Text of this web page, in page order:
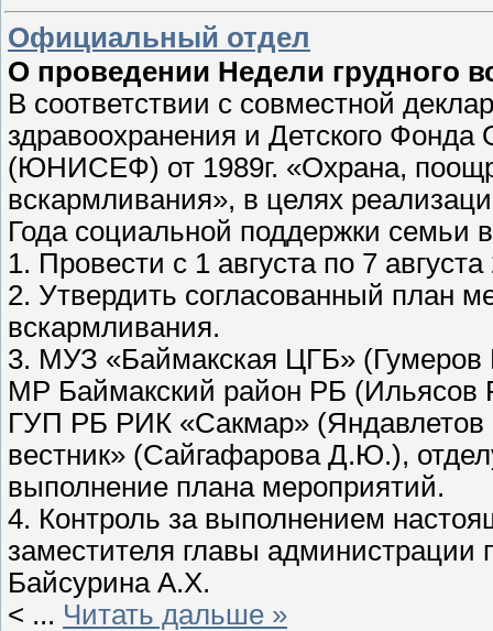
Официальный отдел
О проведении Недели грудного
В соответствии с совместной
здравоохранения и Детского
(ЮНИСЕФ) от 1989г. «Охрана,
вскармливания», в целях
Года социальной поддержки
1. Провести с 1 августа по 7
2. Утвердить согласованный план
вскармливания.
3. МУЗ «Баймакская ЦГБ»
МР Баймакский район РБ
ГУП РБ РИК «Сакмар» (Яндавлетов
вестник» (Сайгафарова Д.Ю.),
выполнение плана мероприятий.
4. Контроль за выполнением
заместителя главы
Байсурина А.Х.
< ... Читать дальше »